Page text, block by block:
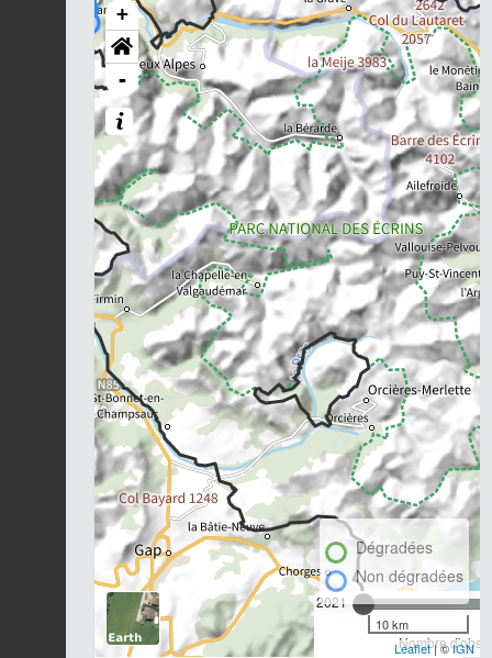
+
-
2021
Nombre
Dégradées
Non dégradées
10 km
Leaflet| ©IGN